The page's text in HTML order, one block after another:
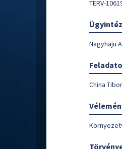
TERV-
Nagyhaju
China Tibor